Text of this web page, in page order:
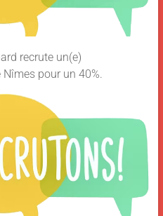
recrute un(e)
pour un 40%.